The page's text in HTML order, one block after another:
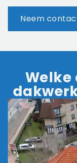
Neem
Welke